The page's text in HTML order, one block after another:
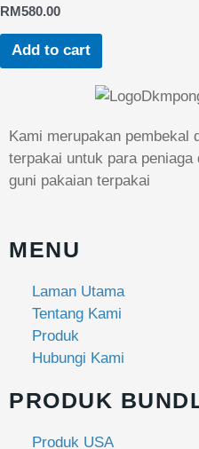
Rated
out
RM580.00
Add to cart
Kami merupakan pembekal
terpakai untuk para
guni pakaian terpakai
MENU
Laman Utama
Tentang Kami
Produk
Hubungi Kami
PRODUK
Produk USA